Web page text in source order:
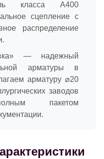
класса А400
сцепление с
распределение
— надежный
арматуры в
арматуру ⌀20
заводов
пакетом